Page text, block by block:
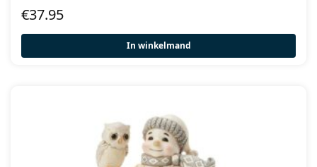
€37.95
In winkelmand